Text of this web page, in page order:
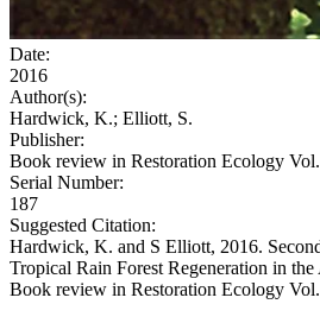
Date:
2016
Author(s):
Hardwick, K.; Elliott, S.
Publisher:
Book review in Restoration Ecology
Serial Number:
187
Suggested Citation:
Hardwick, K. and S Elliott, 2016.
Tropical Rain Forest Regeneration in
Book review in Restoration Ecology